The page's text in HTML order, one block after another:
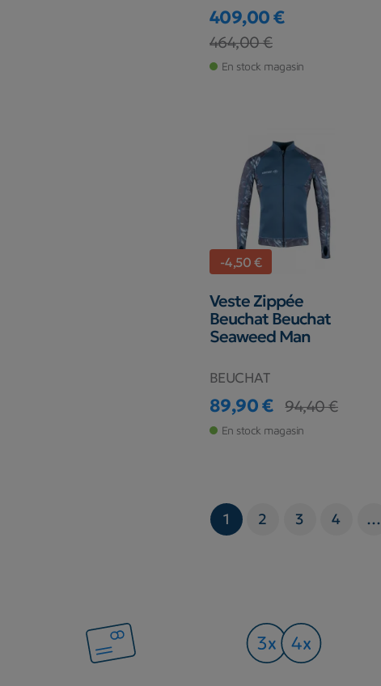
Prix
409,00 €
Prix de base
464,00 €
En stock magasin
-4,50 €
Veste Zippée
Beuchat Beuchat
Seaweed Man
BEUCHAT
Prix
89,90 €
Prix de base
94,40 €
En stock magasin
1 2 3 4 …